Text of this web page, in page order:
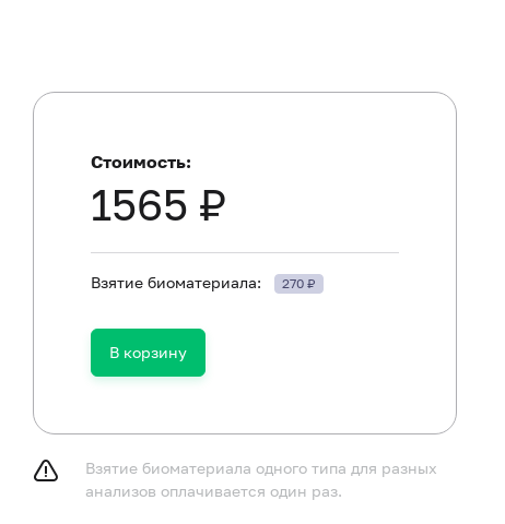
Стоимость:
1565 ₽
Взятие биоматериала: 270 ₽
В корзину
Взятие биоматериала одного типа для разных
анализов оплачивается один раз.